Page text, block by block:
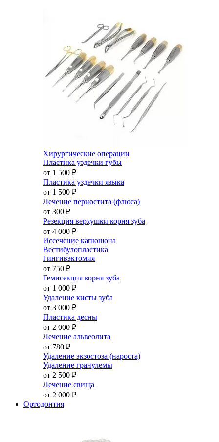
Хирургические операции
Пластика уздечки губы
от 1 500 ₽
Пластика уздечки языка
от 1 500 ₽
Лечение периостита (флюса)
от 300 ₽
Резекция верхушки корня зуба
от 4 000 ₽
Иссечение капюшона
Вестибулопластика
Гингивэктомия
от 750 ₽
Гемисекция корня зуба
от 1 000 ₽
Удаление кисты зуба
от 3 000 ₽
Пластика десны
от 2 000 ₽
Лечение альвеолита
от 780 ₽
Удаление экзостоза (нароста)
Удаление гранулемы
от 2 500 ₽
Лечение свища
от 2 000 ₽
Ортодонтия